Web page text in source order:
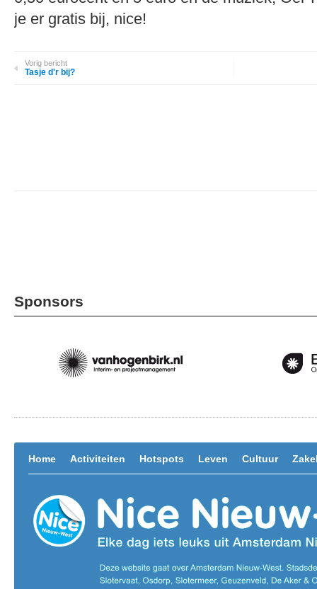
je er gratis bij, nice!
Vorig bericht
Tasje d'r bij?
Sponsors
Home Activiteiten Hotspots Leven Cultuur